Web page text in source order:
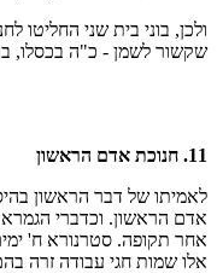
ולכן, בוני בית שני החליטו
שקשור לשמן - כ"ה בכסלו,
11. חנוכת אדם הראשון
לאמיתו של דבר הראשון
אדם הראשון. וכדברי הגמרא
אחר תקופה. סטרנורא ח'
אלו שמות חגי עבודה זרה